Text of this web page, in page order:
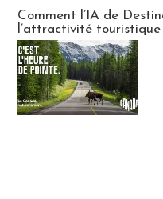
Comment l’IA de
l’attractivité touristique